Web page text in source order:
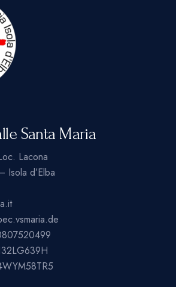
Santa Maria
Lacona
Isola d’Elba